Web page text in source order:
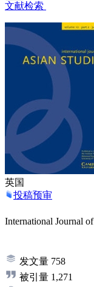
文献检索
英国
投稿预审
International Journal
发文量 758
被引量 1,271